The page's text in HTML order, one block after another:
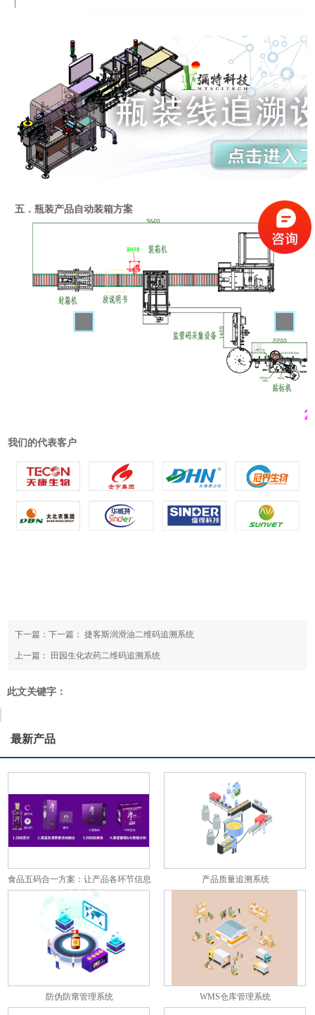
五．瓶装产品自动装箱方案
我们的代表客户
下一篇：下一篇：捷客斯润滑油二维码追溯系统
上一篇： 田园生化农药二维码追溯系统
此文关键字：
最新产品
食品五码合一方案：让产品各环节信息
彼此关联
产品质量追溯系统
防伪防窜管理系统 WMS仓库管理系统